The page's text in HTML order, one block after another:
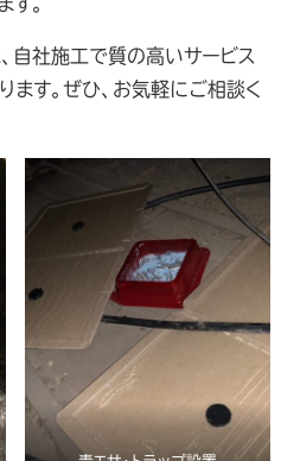
自社施工で質の高いサービス
ます。ぜひ、お気軽にご相談く